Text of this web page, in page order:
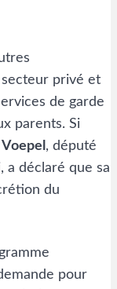
privé et
de garde
parents. Si
, député
a déclaré que sa
du
pour